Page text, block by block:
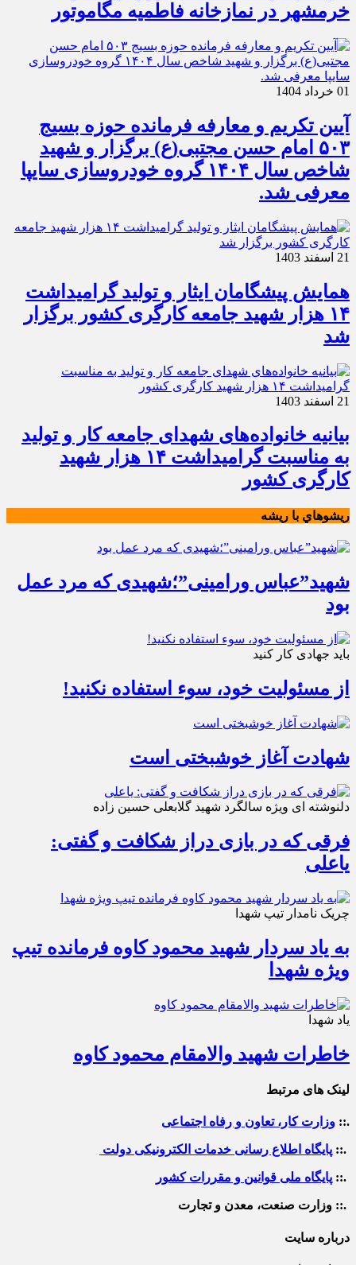
خرمشهر در نمازخانه فاطمیه مگاموتور
01 خرداد 1404
آیین تکریم و معارفه فرمانده حوزه بسیج
۵۰۳ امام حسن مجتبی(ع) برگزار و شهید
شاخص سال ۱۴۰۴ گروه خودروسازی سایپا
معرفی شد.
21 اسفند 1403
همایش پیشگامان ایثار و تولید گرامیداشت
۱۴ هزار شهید جامعه کارگری کشور برگزار
شد
21 اسفند 1403
بیانیه خانواده‌های شهدای جامعه کار و تولید
به مناسبت گرامیداشت ۱۴ هزار شهید
کارگری کشور
ريشوهاي با ريشه
شهید”عباس ورامینی”؛شهیدی که مرد عمل
بود
باید جهادی کار کنید
از مسئولیت خود، سوء استفاده نکنید!
شهادت آغاز خوشبختی است
دلنوشته ای ویژه سالگرد شهید گلابعلی حسین زاده
فرقی که در بازی دراز شکافت و گفتی:
یاعلی
چریک نامدار تیپ شهدا
به یاد سردار شهید محمود کاوه فرمانده تیپ
ویژه شهدا
یاد شهدا
خاطرات شهید والامقام محمود کاوه‌
لینک های مرتبط
.:: وزارت کار، تعاون و رفاه اجتماعی
.:: پایگاه اطلاع رسانی خدمات الکترونیکی دولت
.:: پایگاه ملی قوانین و مقررات کشور
.:: وزارت صنعت، معدن و تجارت
درباره سایت